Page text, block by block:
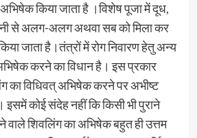
किया जाता है ।विशेष पूजा में दूध,
से अलग-अलग अथवा सब को मिला कर
जाता है।तंत्रों में रोग निवारण हेतु अन्य
करने का विधान है। इस प्रकार
का विधिवत् अभिषेक करने पर अभीष्ट
इसमें कोई संदेह नहीं कि किसी भी पुराने
शिवलिंग का अभिषेक बहुत ही उत्तम